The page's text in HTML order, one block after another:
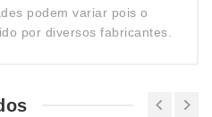
podem variar pois o
por diversos fabricantes.